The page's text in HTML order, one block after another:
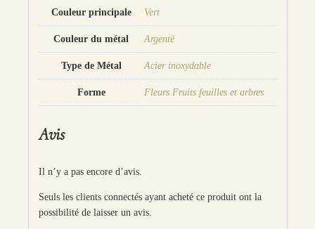
Couleur principale Vert
Couleur du métal Argenté
Type de Métal Acier inoxydable
Forme Fleurs Fruits feuilles et arbres
Avis
Il n’y a pas encore d’avis.
Seuls les clients connectés ayant acheté ce produit ont la
possibilité de laisser un avis.